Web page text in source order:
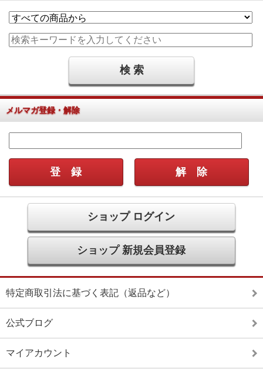
メルマガ登録・解除
ショップ ログイン
ショップ 新規会員登録
特定商取引法に基づく表記（返品など）
公式ブログ
マイアカウント